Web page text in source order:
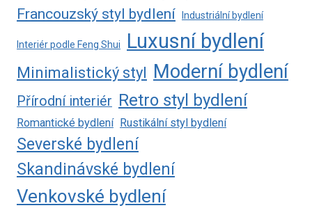
Francouzský styl bydlení
Industriální bydlení
Interiér podle Feng Shui Luxusní bydlení
Minimalistický styl Moderní bydlení
Přírodní interiér Retro styl bydlení
Romantické bydlení Rustikální styl bydlení
Severské bydlení
Skandinávské bydlení
Venkovské bydlení